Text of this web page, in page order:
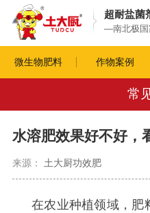
超耐盐菌
—南北极
微生物肥料 作物案例
常
水溶肥效果好不好，
来源： 土大厨功效肥
在农业种植领域，肥